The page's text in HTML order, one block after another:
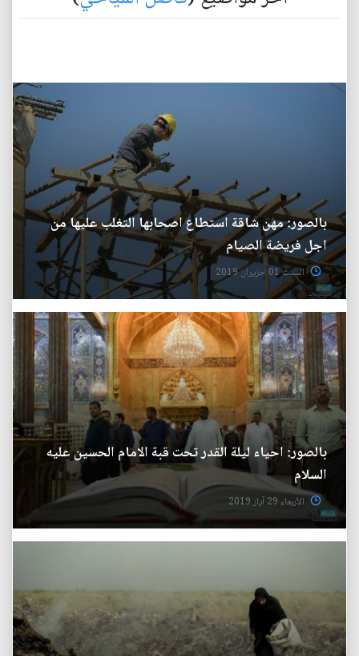
بالصور: مهن شاقة استطاع اصحابها التغلب عليها من
اجل فريضة الصيام
السبت 01 حزيران 2019
بالصور: احياء ليلة القدر تحت قبة الامام الحسين عليه
السلام
الأربعاء 29 آيار 2019